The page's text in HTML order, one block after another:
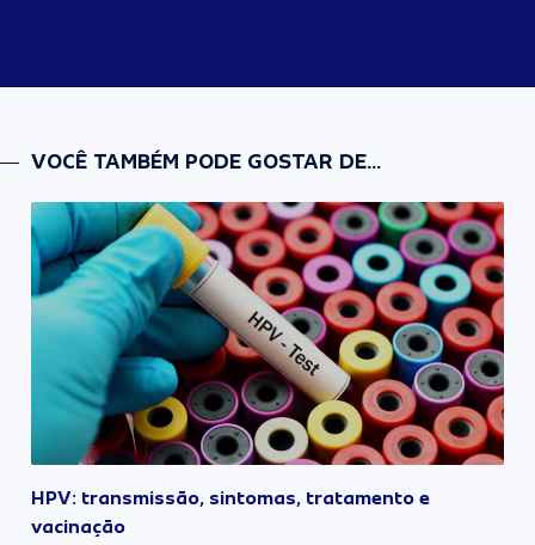
VOCÊ TAMBÉM PODE GOSTAR DE...
HPV: transmissão, sintomas, tratamento e
vacinação